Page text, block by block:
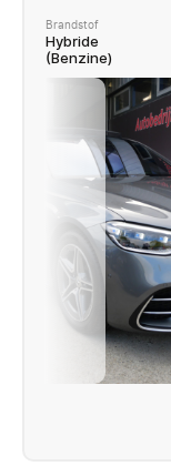
Brandstof
Hybride
(Benzine)